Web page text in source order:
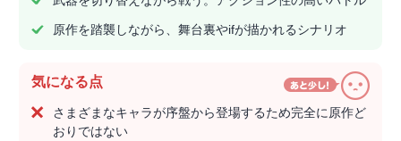
原作を踏襲しながら、舞台裏やifが描かれるシナリオ
気になる点
さまざまなキャラが序盤から登場するため完全に原作ど
おりではない